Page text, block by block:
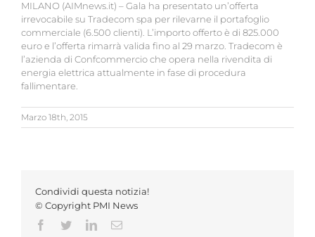
MILANO (AIMnews.it) – Gala ha presentato un’offerta
irrevocabile su Tradecom spa per rilevarne il portafoglio
commerciale (6.500 clienti). L’importo offerto è di 825.000
euro e l’offerta rimarrà valida fino al 29 marzo. Tradecom è
l’azienda di Confcommercio che opera nella rivendita di
energia elettrica attualmente in fase di procedura
fallimentare.
Marzo 18th, 2015
Condividi questa notizia!
© Copyright PMI News
Facebook
TwitterLinkedInEmail